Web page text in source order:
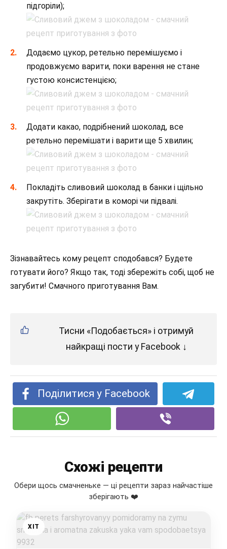
підгоріли);
Додаємо цукор, ретельно перемішуємо і
продовжуємо варити, поки варення не стане
густою консистенцією;
Додати какао, подрібнений шоколад, все
ретельно перемішати і варити ще 5 хвилин;
Покладіть сливовий шоколад в банки і щільно
закрутіть. Зберігати в коморі чи підвалі.
Зізнавайтесь кому рецепт сподобався? Будете
готувати його? Якщо так, тоді збережіть собі, щоб не
загубити! Смачного приготування Вам.
Тисни «Подобається» і отримуй
найкращі пости у Facebook ↓
Поділитися у Facebook
Схожі рецепти
Обери щось смачненьке — ці рецепти зараз найчастіше
зберігають ❤️
ХІТ